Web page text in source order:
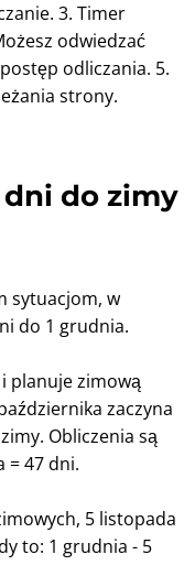
3. Timer
odwiedzać
odliczania. 5.
strony.
dni do zimy
sytuacjom, w
do 1 grudnia.
i planuje zimową
zaczyna
Obliczenia są
= 47 dni.
5 listopada
to: 1 grudnia - 5